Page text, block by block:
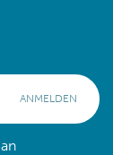
ANMELDEN